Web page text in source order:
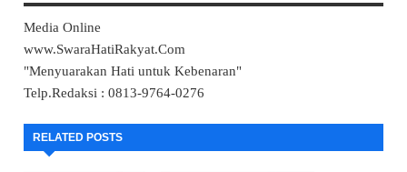
Media Online
www.SwaraHatiRakyat.Com
"Menyuarakan Hati untuk Kebenaran"
Telp.Redaksi : 0813-9764-0276
RELATED POSTS